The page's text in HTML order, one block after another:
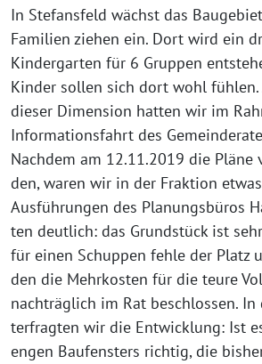
In Stefansfeld wächst das
Familien zie­hen ein. Dort wird ein
Kindergarten für 6 Gruppen
Kinder sol­len sich dort wohl füh­len.
die­ser Dimension hat­ten wir im
Informationsfahrt des
Nachdem am 12.11.2019 die
den, waren wir in der Fraktion
Ausführungen des Planungsbüros
ten deut­lich: das Grundstück ist
für einen Schuppen feh­le der Platz
den die Mehrkosten für die teu­re
nach­träg­lich im Rat beschlos­sen.
ter­frag­ten wir die Entwicklung: Ist
engen Baufensters rich­tig, die